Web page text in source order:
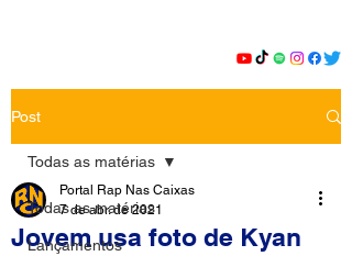
Post
Todas as matérias
Lançamentos
Todas as matérias
Jovem usa foto de Kyan
Portal Rap Nas Caixas
7 de abr. de 2021